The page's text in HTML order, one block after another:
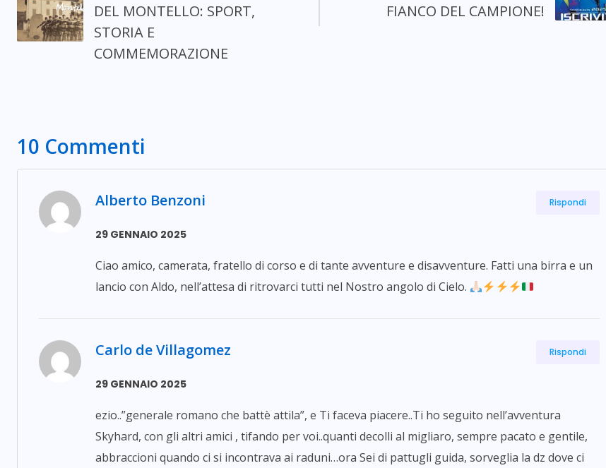
DEL MONTELLO: SPORT,
STORIA E
COMMEMORAZIONE
FIANCO DEL CAMPIONE!
10 Commenti
Alberto Benzoni
29 GENNAIO 2025
Ciao amico, camerata, fratello di corso e di tante avventure e disavventure. Fatti una birra e un
lancio con Aldo, nell’attesa di ritrovarci tutti nel Nostro angolo di Cielo.
Rispondi
Carlo de Villagomez
29 GENNAIO 2025
ezio..”generale romano che battè attila”, e Ti faceva piacere..Ti ho seguito nell’avventura
Skyhard, con gli altri amici , tifando per voi..quanti decolli al migliaro, sempre pacato e gentile,
abbraccioni quando ci si incontrava ai raduni…ora Sei di pattugli guida, sorveglia la dz dove ci
Rispondi